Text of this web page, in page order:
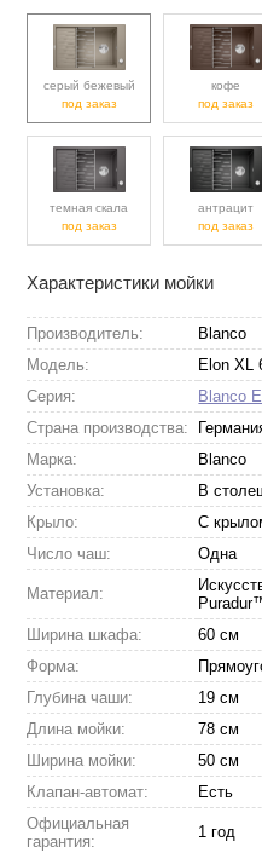
серый бежевый
под заказ
кофе
под заказ
темная скала
под заказ
антрацит
под заказ
Характеристики мойки
Производитель:
Blanco
Модель:
Elon XL
Серия:
Blanco
Страна производства:
Марка:
Blanco
Установка:
В
Крыло:
С
Число чаш:
Одна
Материал:
Ширина шкафа:
60 см
Форма:
Глубина чаши:
19 см
Длина мойки:
78 см
Ширина мойки:
50 см
Клапан-автомат:
Есть
Официальная
гарантия:
1 год